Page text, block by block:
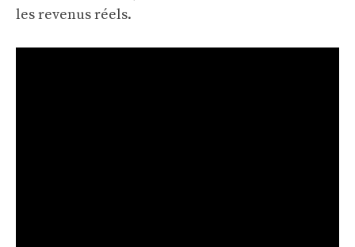
les revenus réels.